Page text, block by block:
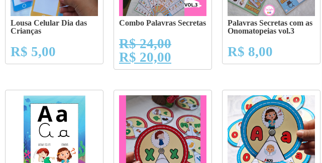
Lousa Celular Dia das
Crianças
R$ 5,00
Combo Palavras Secretas
R$24,00
R$ 20,00
Palavras Secretas com as
Onomatopeias vol.3
R$ 8,00